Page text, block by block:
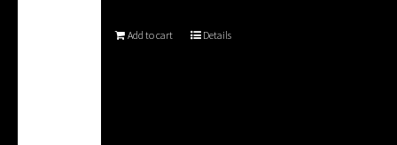
Add to cart Details